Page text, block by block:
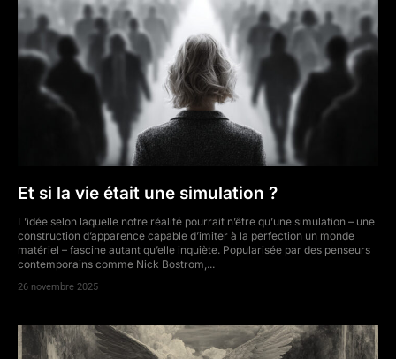
Et si la vie était une simulation ?
L’idée selon laquelle notre réalité pourrait n’être qu’une simulation – une
construction d’apparence capable d’imiter à la perfection un monde
matériel – fascine autant qu’elle inquiète. Popularisée par des penseurs
contemporains comme Nick Bostrom,...
26 novembre 2025